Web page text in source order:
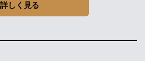
詳しく見る